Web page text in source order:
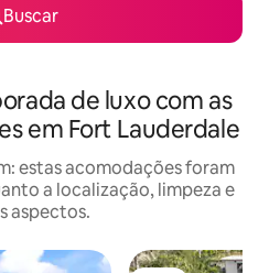
Buscar
de luxo com as
em Fort Lauderdale
estas acomodações foram
a localização, limpeza e
aspectos.